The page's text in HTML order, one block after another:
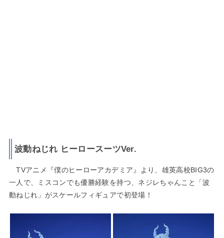
波動ねじれ ヒーロースーツVer.
TVアニメ『僕のヒーローアカデミア』より、雄英高校BIG3の
一人で、ミスコンでも優勝経験を持つ、ネジレちゃんこと「波
動ねじれ」がスケールフィギュアで初登場！